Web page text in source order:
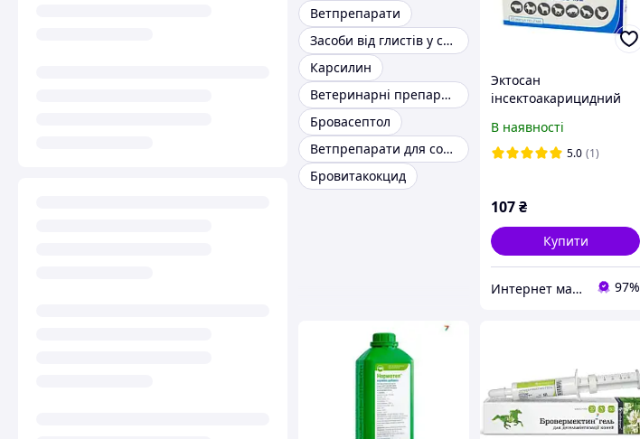
Ветпрепарати
Засоби від глистів у собак
Карсилин
Ветеринарні препарати для собак
Бровасептол
Ветпрепарати для собак
Бровитакокцид
Эктосан
інсектоакарицидний
2мл Эктосан 2мл
В наявності
5.0 (1)
107₴
Купити
Интернет магазин Zoomark 97%